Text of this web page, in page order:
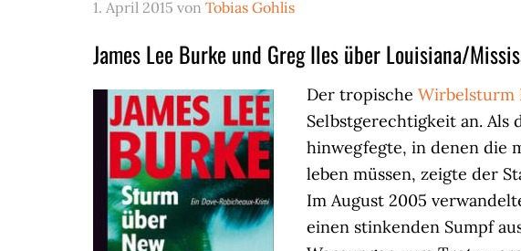
1. April 2015 von Tobias Gohlis
James Lee Burke und Greg Iles über Louisiana/
Der tropische Wirbelsturm
Selbstgerechtigkeit an. Als
hinwegfegte, in denen die
leben müssen, zeigte der
Im August 2005
einen stinkenden Sumpf